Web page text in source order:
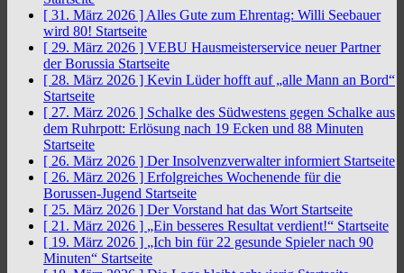
[ 31. März 2026 ] Alles Gute zum Ehrentag: Willi Seebauer
wird 80! Startseite
[ 29. März 2026 ] VEBU Hausmeisterservice neuer Partner
der Borussia Startseite
[ 28. März 2026 ] Kevin Lüder hofft auf „alle Mann an Bord“
Startseite
[ 27. März 2026 ] Schalke des Südwestens gegen Schalke aus
dem Ruhrpott: Erlösung nach 19 Ecken und 88 Minuten
Startseite
[ 26. März 2026 ] Der Insolvenzverwalter informiert Startseite
[ 26. März 2026 ] Erfolgreiches Wochenende für die
Borussen-Jugend Startseite
[ 25. März 2026 ] Der Vorstand hat das Wort Startseite
[ 21. März 2026 ] „Ein besseres Resultat verdient!“ Startseite
[ 19. März 2026 ] „Ich bin für 22 gesunde Spieler nach 90
Minuten“ Startseite